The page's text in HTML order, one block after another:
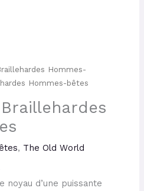
Hommes-
Hommes-bêtes
, The Old World
d’une puissante